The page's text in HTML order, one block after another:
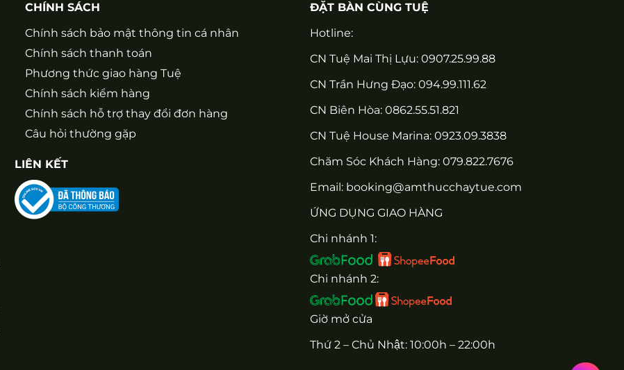
CHÍNH SÁCH
Chính sách bảo mật thông tin cá nhân
Chính sách thanh toán
Phương thức giao hàng Tuệ
Chính sách kiểm hàng
Chính sách hỗ trợ thay đổi đơn hàng
Câu hỏi thường gặp
LIÊN KẾT
ĐẶT BÀN CÙNG TUỆ
Hotline:
CN Tuệ Mai Thị Lựu: 0907.25.99.88
CN Trần Hưng Đạo: 094.99.111.62
CN Biên Hòa: 0862.55.51.821
CN Tuệ House Marina: 0923.09.3838
Chăm Sóc Khách Hàng: 079.822.7676
Email: booking@amthucchaytue.com
ỨNG DỤNG GIAO HÀNG
Chi nhánh 1:
Chi nhánh 2:
Giờ mở cửa
Thứ 2 – Chủ Nhật: 10:00h – 22:00h